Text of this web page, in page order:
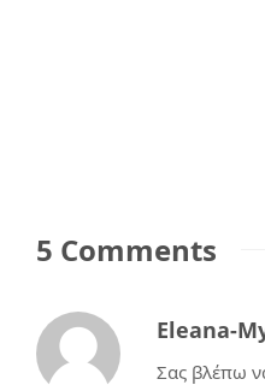
5 Comments
Eleana-
Σας βλέπω